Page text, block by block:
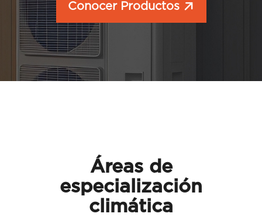
Conocer Productos
Áreas de
especialización
climática